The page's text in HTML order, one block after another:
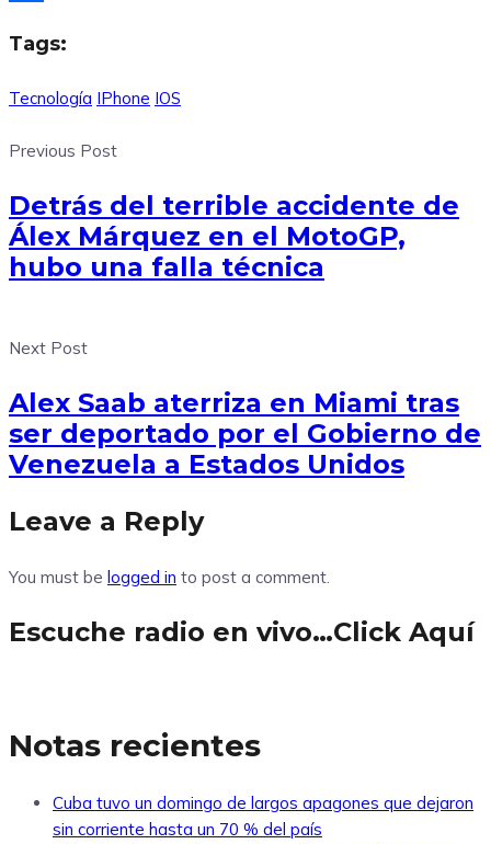
Tags:
Tecnología IPhone IOS
Previous Post
Detrás del terrible accidente de
Álex Márquez en el MotoGP,
hubo una falla técnica
Next Post
Alex Saab aterriza en Miami tras
ser deportado por el Gobierno de
Venezuela a Estados Unidos
Leave a Reply
You must be logged in to post a comment.
Escuche radio en vivo…Click Aquí
Notas recientes
Cuba tuvo un domingo de largos apagones que dejaron
sin corriente hasta un 70 % del país